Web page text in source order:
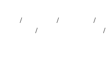
/ / /
/
/